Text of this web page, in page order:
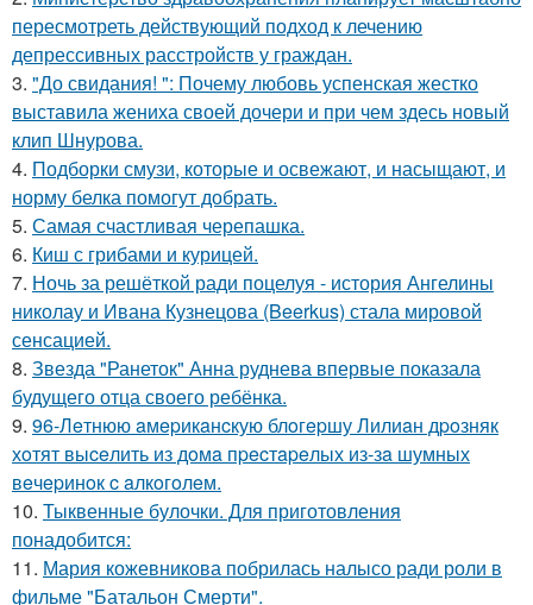
пересмотреть действующий подход к лечению
депрессивных расстройств у граждан.
3. "До свидания! ": Почему любовь успенская жестко
выставила жениха своей дочери и при чем здесь новый
клип Шнурова.
4. Подборки смузи, которые и освежают, и насыщают, и
норму белка помогут добрать.
5. Самая счастливая черепашка.
6. Киш с грибами и курицей.
7. Ночь за решёткой ради поцелуя - история Ангелины
николау и Ивана Кузнецова (Beerkus) стала мировой
сенсацией.
8. Звезда "Ранеток" Анна руднева впервые показала
будущего отца своего ребёнка.
9. 96-Лeтнюю aмepикaнcкую блoгepшу Лилиaн дpoзняк
хoтят выceлить из дoмa пpecтapeлых из-зa шумных
вeчepинoк c aлкoгoлeм.
10. Тыквенные булочки. Для приготовления
понадобится:
11. Мария кожевникова побрилась налысо ради роли в
фильме "Батальон Смерти".